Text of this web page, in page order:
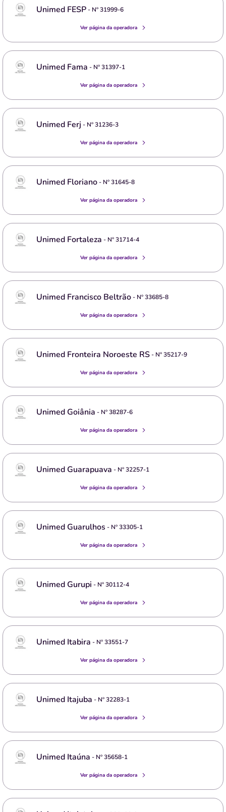
Unimed FESP- Nº31999-6
Ver página da operadora
Unimed Fama - Nº31397-1
Ver página da operadora
Unimed Ferj - Nº31236-3
Ver página da operadora
Unimed Floriano- Nº31645-8
Ver página da operadora
Unimed Fortaleza - Nº31714-4
Ver página da operadora
Unimed Francisco Beltrão- Nº33685-8
Ver página da operadora
Unimed Fronteira Noroeste RS- Nº35217-9
Ver página da operadora
Unimed Goiânia - Nº38287-6
Ver página da operadora
Unimed Guarapuava - Nº32257-1
Ver página da operadora
Unimed Guarulhos - Nº33305-1
Ver página da operadora
Unimed Gurupi - Nº30112-4
Ver página da operadora
Unimed Itabira - Nº33551-7
Ver página da operadora
Unimed Itajuba - Nº32283-1
Ver página da operadora
Unimed Itaúna - Nº35658-1
Ver página da operadora